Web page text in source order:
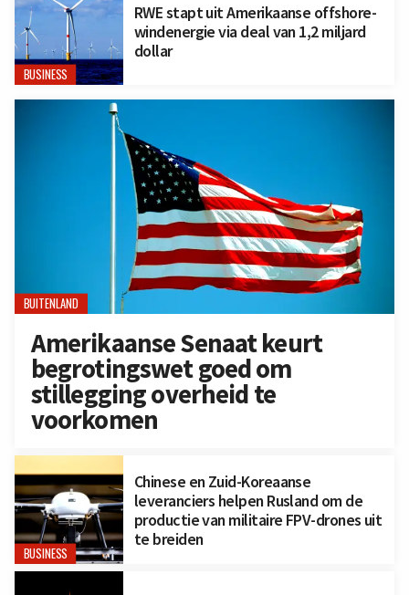
BUSINESS
RWE stapt uit Amerikaanse offshore-
windenergie via deal van 1,2 miljard
dollar
BUITENLAND
Amerikaanse Senaat keurt
begrotingswet goed om
stillegging overheid te
voorkomen
BUSINESS
Chinese en Zuid-Koreaanse
leveranciers helpen Rusland om de
productie van militaire FPV-drones uit
te breiden